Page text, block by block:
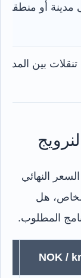
مدينة أو منطقة
بين المدن
النهائي
هل
المطلوب.
NOK / kr